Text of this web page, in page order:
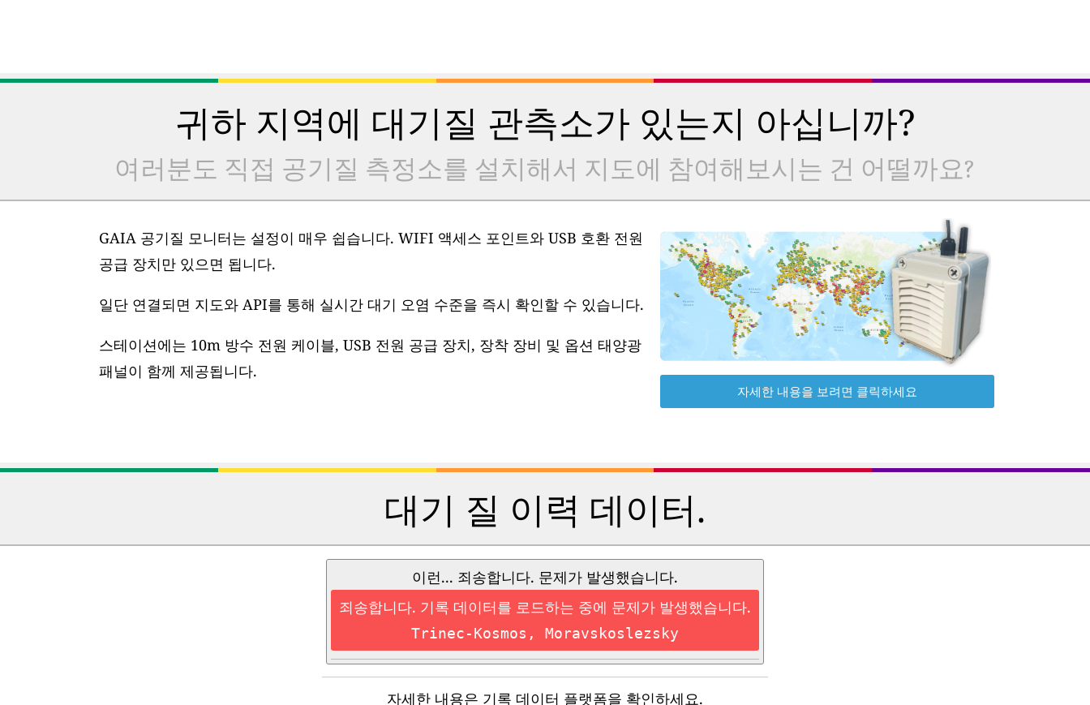
귀하 지역에 대기질 관측소가 있는지 아십니까?
여러분도 직접 공기질 측정소를 설치해서 지도에 참여해보시는 건 어떨까요?
GAIA 공기질 모니터는 설정이 매우 쉽습니다. WIFI 액세스 포인트와 USB 호환 전원
공급 장치만 있으면 됩니다.
일단 연결되면 지도와 API를 통해 실시간 대기 오염 수준을 즉시 확인할 수 있습니다.
스테이션에는 10m 방수 전원 케이블, USB 전원 공급 장치, 장착 장비 및 옵션 태양광
패널이 함께 제공됩니다.
자세한 내용을 보려면 클릭하세요
대기 질 이력 데이터.
이런... 죄송합니다. 문제가 발생했습니다.
죄송합니다. 기록 데이터를 로드하는 중에 문제가 발생했습니다.
Trinec-Kosmos, Moravskoslezsky
자세한 내용은 기록 데이터 플랫폼을 확인하세요.